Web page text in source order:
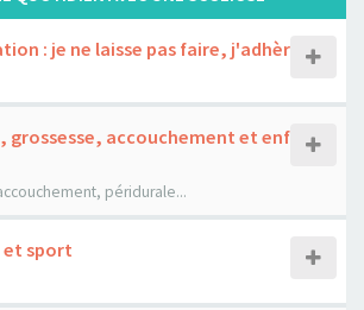
: je ne laisse pas faire, j'adhèr
grossesse, accouchement et enf
péridurale...
et sport